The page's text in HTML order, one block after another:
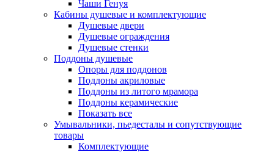
Чаши Генуя
Кабины душевые и комплектующие
Душевые двери
Душевые ограждения
Душевые стенки
Поддоны душевые
Опоры для поддонов
Поддоны акриловые
Поддоны из литого мрамора
Поддоны керамические
Показать все
Умывальники, пьедесталы и сопутствующие
товары
Комплектующие